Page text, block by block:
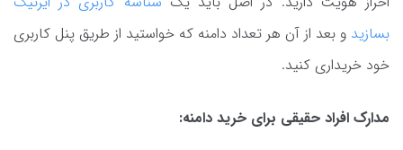
بسازید و بعد از آن هر تعداد دامنه که خواستید از طریق پنل کاربری
خود خریداری کنید.
مدارک افراد حقیقی برای خرید دامنه: